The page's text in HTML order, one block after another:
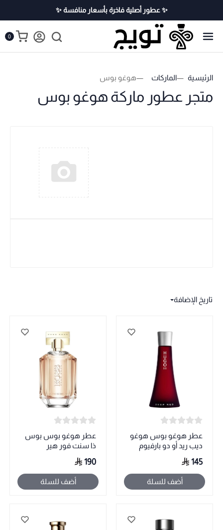
✨ عطور أصلية فاخرة بأسعار منافسة ✨
0
الرئيسية الماركات هوغو بوس
متجر عطور ماركة هوغو بوس
تاريخ الإضافة
عطر هوغو بوس هوغو
ديب ريد أو دو بارفيوم
145
أضف للسلة
عطر هوغو بوس بوس
ذا سنت فور هير
190
أضف للسلة